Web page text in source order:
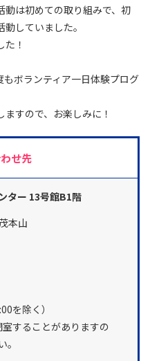
動は初めての取り組みで、初
していました。
！
ボランティア一日体験プログ
すので、お楽しみに！
せ先
ター 13号館B1階
本山
を除く）
することがありますの